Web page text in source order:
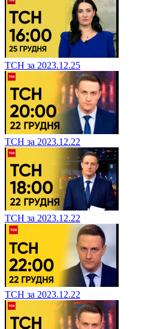
ТСН за 2023.12.25
ТСН за 2023.12.22
ТСН за 2023.12.22
ТСН за 2023.12.22